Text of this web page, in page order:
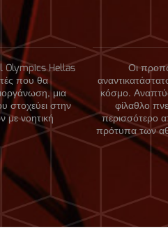
Olympics Hellas
που θα
μια
στοχεύει στην
με νοητική
Οι
κόσμο.
φίλαθλο
περισσότερο
πρότυπα των